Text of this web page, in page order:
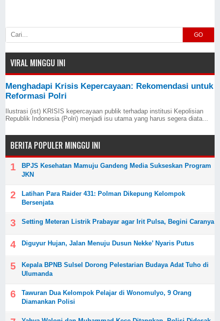
GO
VIRAL MINGGU INI
Menghadapi Krisis Kepercayaan: Rekomendasi untuk
Reformasi Polri
Ilustrasi (ist) KRISIS kepercayaan publik terhadap institusi Kepolisian
Republik Indonesia (Polri) menjadi isu utama yang harus segera diata...
BERITA POPULER MINGGU INI
BPJS Kesehatan Mamuju Gandeng Media Sukseskan Program
JKN
Latihan Para Raider 431: Polman Dikepung Kelompok
Bersenjata
Setting Meteran Listrik Prabayar agar Irit Pulsa, Begini Caranya
Diguyur Hujan, Jalan Menuju Dusun Nekke’ Nyaris Putus
Kepala BPNB Sulsel Dorong Pelestarian Budaya Adat Tuho di
Ulumanda
Tawuran Dua Kelompok Pelajar di Wonomulyo, 9 Orang
Diamankan Polisi